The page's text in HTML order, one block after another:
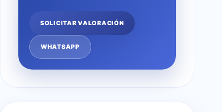
SOLICITAR VALORACIÓN
WHATSAPP